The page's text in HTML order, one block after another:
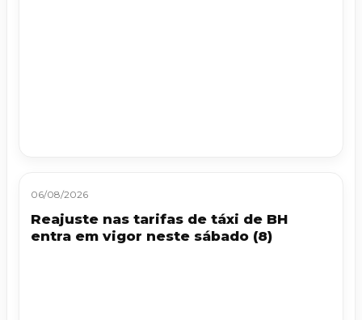
06/08/2026
Reajuste nas tarifas de táxi de BH
entra em vigor neste sábado (8)